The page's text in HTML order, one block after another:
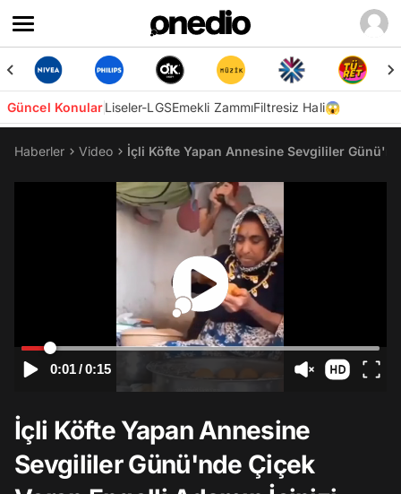
Güncel KonularLiseler-LGSEmekli ZammıFiltresiz Hali😱
Haberler Video İçli Köfte Yapan Annesine Sevgililer
0:01/0:15
İçli Köfte Yapan Annesine
Sevgililer Günü'nde Çiçek